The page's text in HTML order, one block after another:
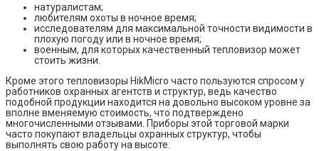
натуралистам;
любителям охоты в ночное время;
исследователям для максимальной точности видимости в
плохую погоду или в ночное время;
военным, для которых качественный тепловизор может
стоить жизни.
Кроме этого тепловизоры HikMicro часто пользуются спросом у
работников охранных агентств и структур, ведь качество
подобной продукции находится на довольно высоком уровне за
вполне вменяемую стоимость, что подтверждено
многочисленными отзывами. Приборы этой торговой марки
часто покупают владельцы охранных структур, чтобы
выполнять свою работу на высоте.